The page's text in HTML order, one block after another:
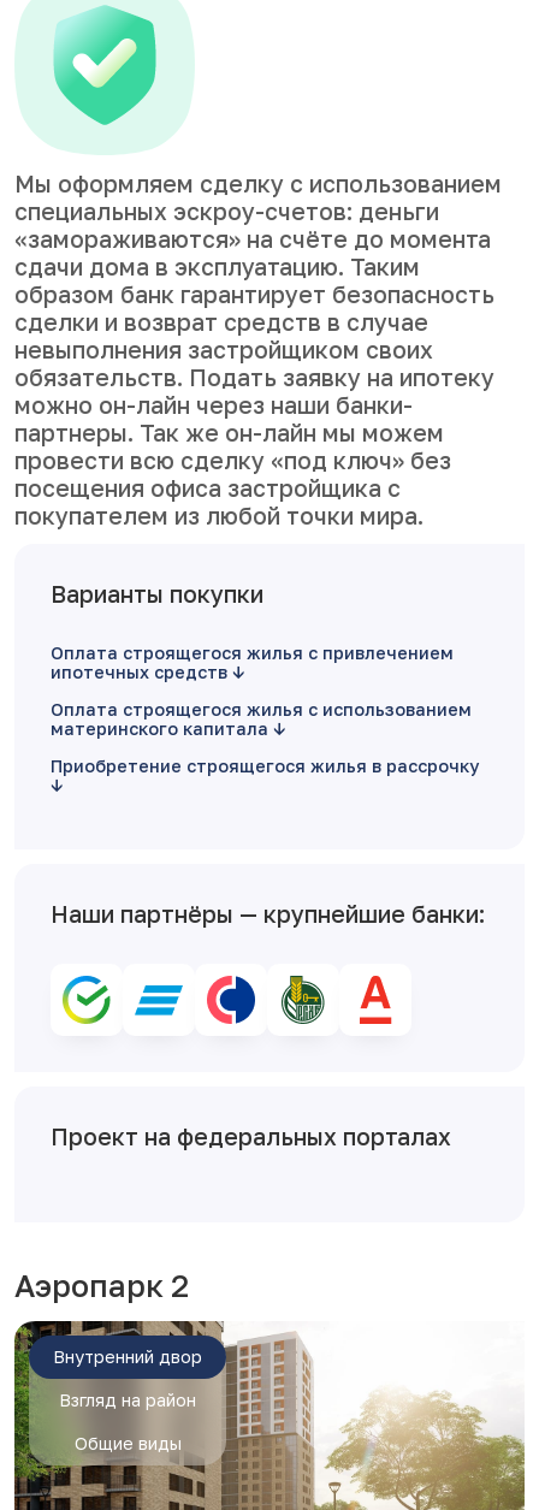
Мы оформляем сделку с использованием
специальных эскроу-счетов: деньги
«замораживаются» на счёте до момента
сдачи дома в эксплуатацию. Таким
образом банк гарантирует безопасность
сделки и возврат средств в случае
невыполнения застройщиком своих
обязательств. Подать заявку на ипотеку
можно он-лайн через наши банки-
партнеры. Так же он-лайн мы можем
провести всю сделку «под ключ» без
посещения офиса застройщика с
покупателем из любой точки мира.
Варианты покупки
Оплата строящегося жилья с привлечением
ипотечных средств
Оплата строящегося жилья с использованием
материнского капитала
Приобретение строящегося жилья в рассрочку
Наши партнёры — крупнейшие банки:
Проект на федеральных порталах
Аэропарк 2
Внутренний двор
Взгляд на район
Общие виды